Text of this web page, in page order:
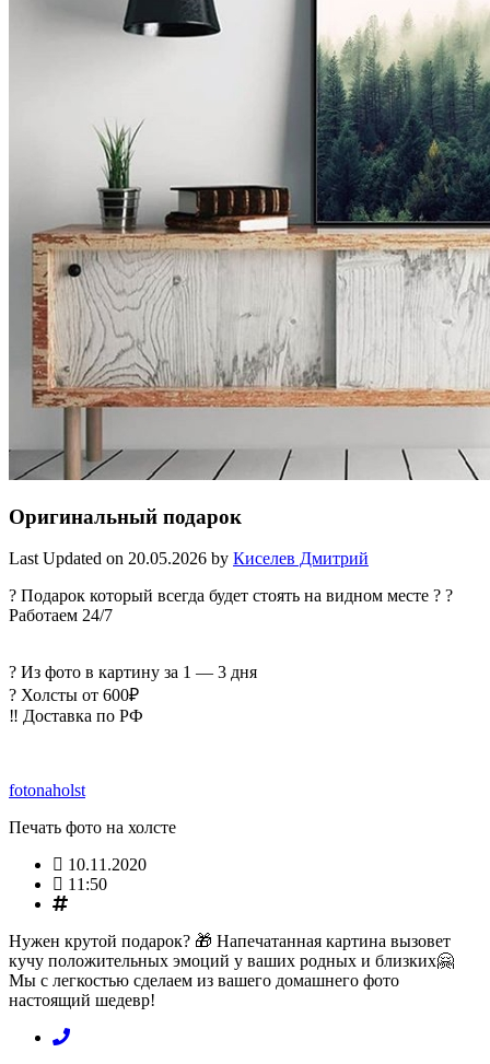
Оригинальный подарок
Last Updated on 20.05.2026 by Киселев Дмитрий
? Подарок который всегда будет стоять на видном месте ? ?
Работаем 24/7
? Из фото в картину за 1 — 3 дня
? Холсты от 600₽
‼️ Доставка по РФ
fotonaholst
Печать фото на холсте
10.11.2020
11:50
Hужен крутой подарок? 🎁 Напечатанная картина вызовет
кучу положительных эмоций у ваших родных и близких🤗
Мы с легкостью сделаем из вашего домашнего фото
настоящий шедевр!